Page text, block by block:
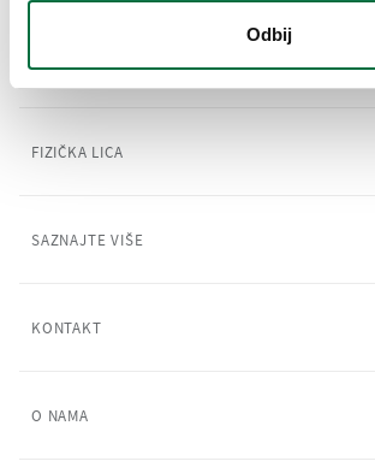
Odbij
FIZIČKA LICA
SAZNAJTE VIŠE
KONTAKT
O NAMA